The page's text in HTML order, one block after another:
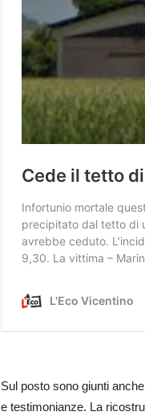
Sul posto sono giunti
e testimonianze. La